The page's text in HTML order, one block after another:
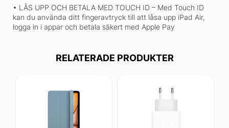
• LÅS UPP OCH BETALA MED TOUCH ID – Med Touch ID
kan du använda ditt fingeravtryck till att låsa upp iPad Air,
logga in i appar och betala säkert med Apple Pay
RELATERADE PRODUKTER